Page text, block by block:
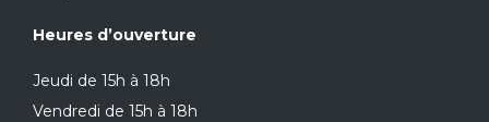
Heures d’ouverture
Jeudi de 15h à 18h
Vendredi de 15h à 18h